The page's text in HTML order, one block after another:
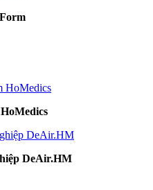
DeAir.HM